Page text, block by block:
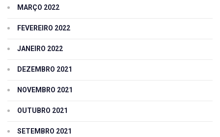
MARÇO 2022
FEVEREIRO 2022
JANEIRO 2022
DEZEMBRO 2021
NOVEMBRO 2021
OUTUBRO 2021
SETEMBRO 2021